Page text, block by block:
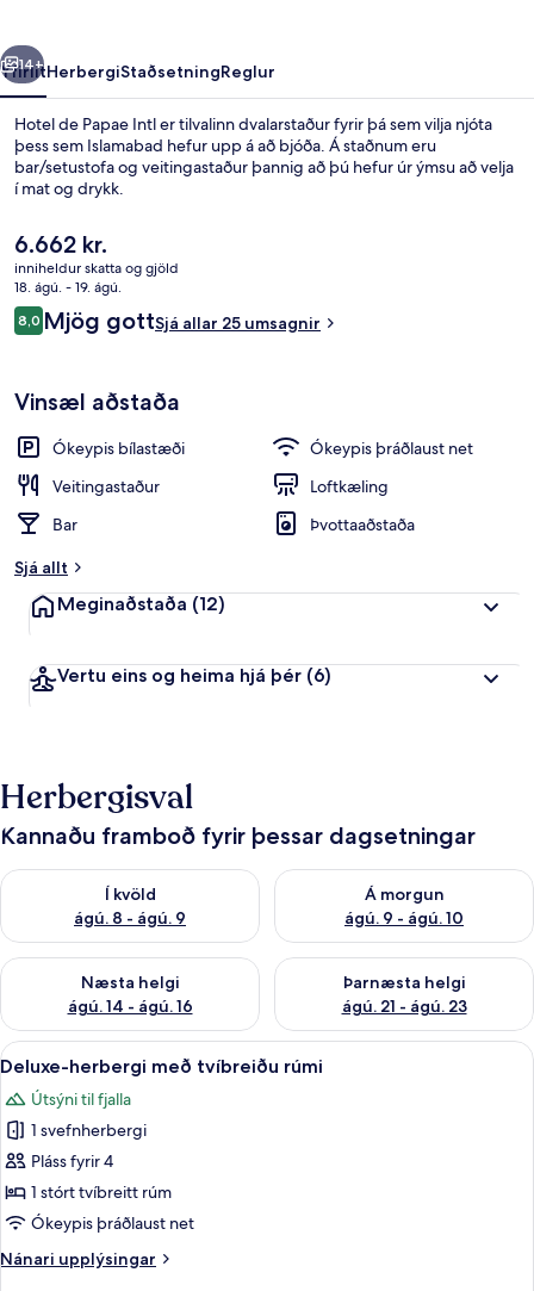
Framhlið gististaðar
Næsta
14+
YfirlitHerbergiStaðsetningReglur
Hotel de Papae Intl er tilvalinn dvalarstaður fyrir þá sem vilja njóta
þess sem Islamabad hefur upp á að bjóða. Á staðnum eru
bar/setustofa og veitingastaður þannig að þú hefur úr ýmsu að velja
í mat og drykk.
Núverandi
verð
er
6.662 kr.
6.662 kr.
inniheldur skatta og gjöld
18. ágú. - 19. ágú.
Umsagnir
8,08,0 af 10
Mjög gottSjá allar 25 umsagnir
Vinsæl aðstaða
Ókeypis bílastæði
Ókeypis þráðlaust net
Veitingastaður
Loftkæling
Bar
Þvottaaðstaða
Sjá allt
Meginaðstaða (12)
Vertu eins og heima hjá þér (6)
Herbergisval
Kannaðu framboð fyrir þessar dagsetningar
Í kvöld
ágú. 8 - ágú. 9
Athuga framboð í kvöld ágú. 8 - ágú. 9
Á morgun
ágú. 9 - ágú. 10
Athuga framboð á morgun
Næsta helgi
ágú. 14 - ágú. 16
Athuga framboð næstu helgi ágú. 14 - ágú. 16
Þarnæsta helgi
ágú. 21 - ágú. 23
Athuga framboð þarnæstu
Skoða
allar
myndir
fyrir
Deluxe-
herbergi
með
rúmi
Deluxe-herbergi með tvíbreiðu
5
Deluxe-herbergi með tvíbreiðu rúmi
Útsýni til fjalla
1 svefnherbergi
Pláss fyrir 4
1 stórt tvíbreitt rúm
Ókeypis þráðlaust net
Nánari upplýsingar
Nánari